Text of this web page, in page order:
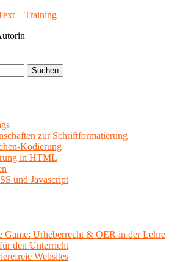
– Training
zur Schriftformatierung
Kodierung
in HTML
und Javascript
Game: Urheberrecht & OER in der Lehre
den Unterricht
Websites